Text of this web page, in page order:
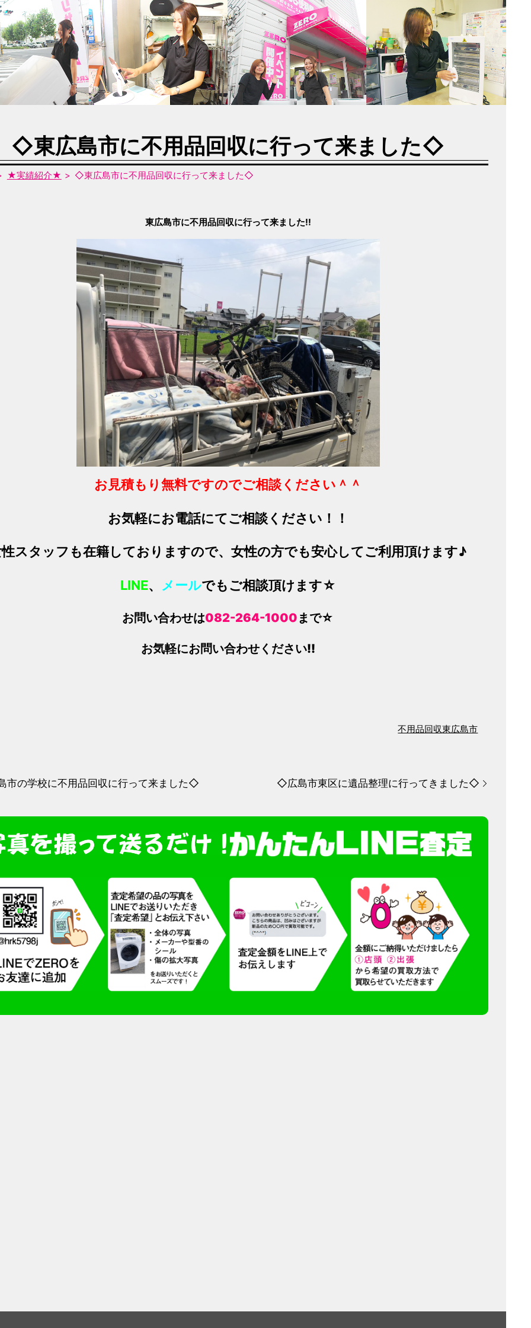
◇東広島市に不用品回収に行って来ました◇
★実績紹介★ ◇東広島市に不用品回収に行って来ました◇
東広島市に不用品回収に行って来ました!!
お見積もり無料ですのでご相談ください＾＾
お気軽にお電話にてご相談ください！！
スタッフ も在籍しておりますので、女性の方でも安心してご利用頂けます♪
LINE、 メールでもご相談頂けます☆
お問い合わせは082-264-1000まで☆
お気軽にお問い合わせください!!
不用品回収東広島市
市の学校に不用品回収に行って来ました◇ ◇広島市東区に遺品整理に行ってきました◇